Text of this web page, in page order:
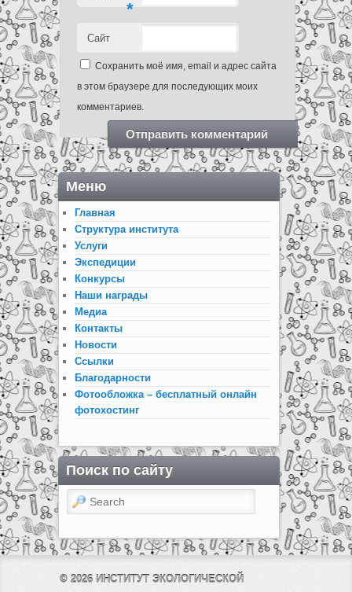
*
Сайт
Сохранить моё имя, email и адрес сайта
в этом браузере для последующих моих
комментариев.
Меню
Главная
Структура института
Услуги
Экспедиции
Конкурсы
Наши награды
Медиа
Контакты
Новости
Ссылки
Благодарности
Фотообложка – бесплатный онлайн
фотохостинг
Поиск по сайту
Search
© 2026 ИНСТИТУТ ЭКОЛОГИЧЕСКОЙ